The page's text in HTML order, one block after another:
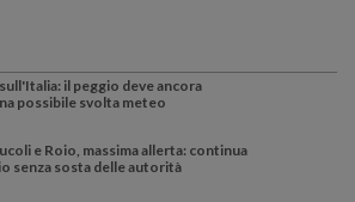
il peggio deve ancora
possibile svolta meteo
e Roio, massima allerta: continua
senza sosta delle autorità